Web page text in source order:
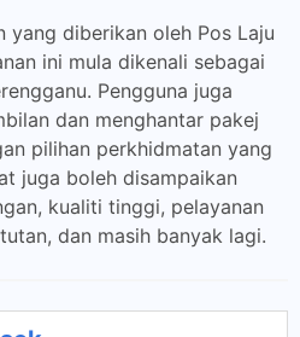
yang diberikan oleh Pos Laju
ini mula dikenali sebagai
Pengguna juga
dan menghantar pakej
pilihan perkhidmatan yang
juga boleh disampaikan
kualiti tinggi, pelayanan
dan masih banyak lagi.